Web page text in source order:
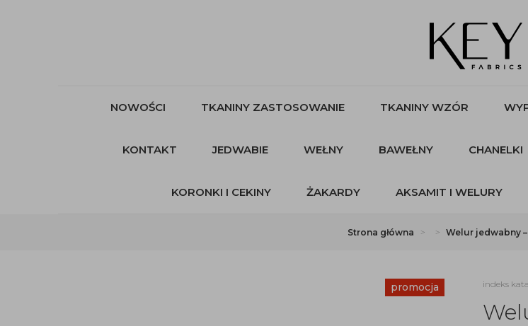
NOWOŚCI TKANINY ZASTOSOWANIE TKANINY WZÓR
KONTAKT JEDWABIE WEŁNY BAWEŁNY CHANELKI
KORONKI I CEKINY ŻAKARDY AKSAMIT I WELURY
Strona główna Welur jedwabny
promocja indeks